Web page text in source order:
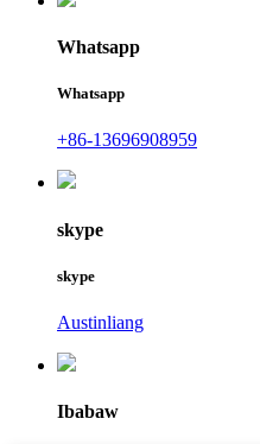
Whatsapp
Whatsapp
+86-13696908959
skype
skype
Austinliang
Ibabaw